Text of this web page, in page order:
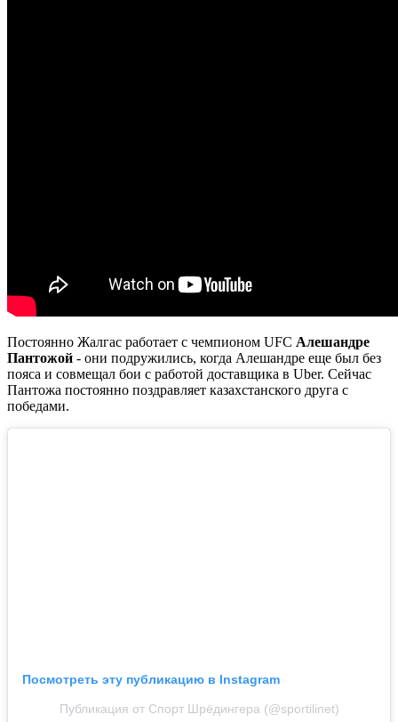
Постоянно Жалгас работает с чемпионом UFC Алешандре
Пантожой - они подружились, когда Алешандре еще был без
пояса и совмещал бои с работой доставщика в Uber. Сейчас
Пантожа постоянно поздравляет казахстанского друга с
победами.
Посмотреть эту публикацию в Instagram
Публикация от Спорт Шрёдингера (@sportilinet)